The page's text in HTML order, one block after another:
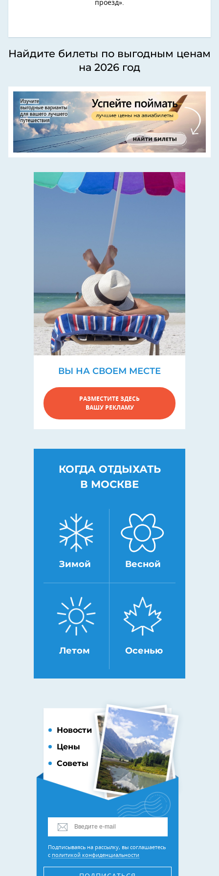
проезд».
Найдите билеты по выгодным ценам
на 2026 год
ВЫ НА СВОЕМ МЕСТЕ
РАЗМЕСТИТЕ ЗДЕСЬ
ВАШУ РЕКЛАМУ
КОГДА ОТДЫХАТЬ
В МОСКВЕ
Зимой Весной
Летом Осенью
Новости
Цены
Советы
Подписываясь на рассылку, вы соглашаетесь
с политикой конфиденциальности